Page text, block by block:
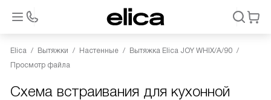
Elica Вытяжки Настенные
Вытяжка Elica JOY WHIX/A/90
Просмотр файла
Схема встраивания для кухонной